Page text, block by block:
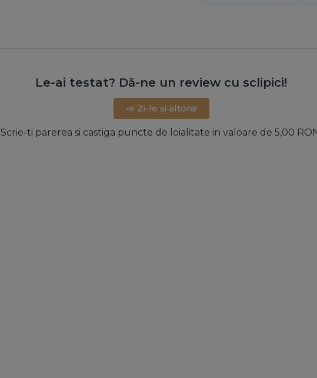
Le-ai testat? Dă-ne un review cu sclipici!
📣 Zi-le și altora!
Scrie-ti parerea si castiga puncte de loialitate in valoare de 5,00